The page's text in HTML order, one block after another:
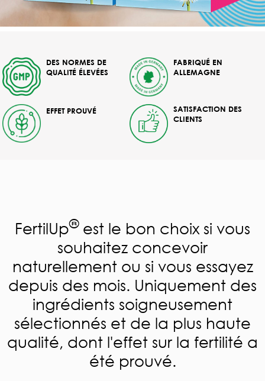
DES NORMES DE
QUALITÉ ÉLEVÉES
FABRIQUÉ EN
ALLEMAGNE
EFFET PROUVÉ
SATISFACTION DES
CLIENTS
FertilUp®est le bon choix si vous
souhaitez concevoir
naturellement ou si vous essayez
depuis des mois. Uniquement des
ingrédients soigneusement
sélectionnés et de la plus haute
qualité, dont l'effet sur la fertilité a
été prouvé.